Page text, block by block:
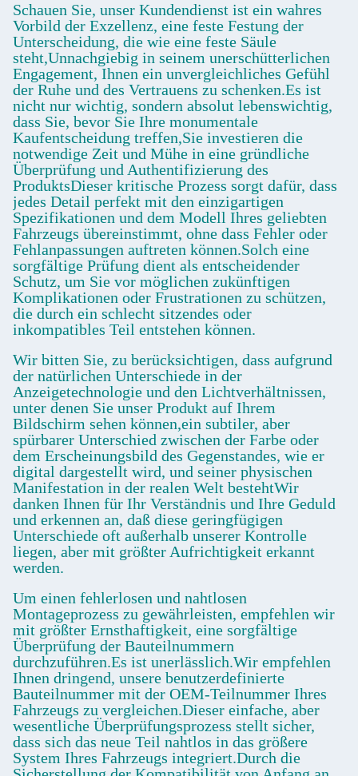
Schauen Sie, unser Kundendienst ist ein wahres
Vorbild der Exzellenz, eine feste Festung der
Unterscheidung, die wie eine feste Säule
steht,Unnachgiebig in seinem unerschütterlichen
Engagement, Ihnen ein unvergleichliches Gefühl
der Ruhe und des Vertrauens zu schenken.Es ist
nicht nur wichtig, sondern absolut lebenswichtig,
dass Sie, bevor Sie Ihre monumentale
Kaufentscheidung treffen,Sie investieren die
notwendige Zeit und Mühe in eine gründliche
Überprüfung und Authentifizierung des
ProduktsDieser kritische Prozess sorgt dafür, dass
jedes Detail perfekt mit den einzigartigen
Spezifikationen und dem Modell Ihres geliebten
Fahrzeugs übereinstimmt, ohne dass Fehler oder
Fehlanpassungen auftreten können.Solch eine
sorgfältige Prüfung dient als entscheidender
Schutz, um Sie vor möglichen zukünftigen
Komplikationen oder Frustrationen zu schützen,
die durch ein schlecht sitzendes oder
inkompatibles Teil entstehen können.
Wir bitten Sie, zu berücksichtigen, dass aufgrund
der natürlichen Unterschiede in der
Anzeigetechnologie und den Lichtverhältnissen,
unter denen Sie unser Produkt auf Ihrem
Bildschirm sehen können,ein subtiler, aber
spürbarer Unterschied zwischen der Farbe oder
dem Erscheinungsbild des Gegenstandes, wie er
digital dargestellt wird, und seiner physischen
Manifestation in der realen Welt bestehtWir
danken Ihnen für Ihr Verständnis und Ihre Geduld
und erkennen an, daß diese geringfügigen
Unterschiede oft außerhalb unserer Kontrolle
liegen, aber mit größter Aufrichtigkeit erkannt
werden.
Um einen fehlerlosen und nahtlosen
Montageprozess zu gewährleisten, empfehlen wir
mit größter Ernsthaftigkeit, eine sorgfältige
Überprüfung der Bauteilnummern
durchzuführen.Es ist unerlässlich.Wir empfehlen
Ihnen dringend, unsere benutzerdefinierte
Bauteilnummer mit der OEM-Teilnummer Ihres
Fahrzeugs zu vergleichen.Dieser einfache, aber
wesentliche Überprüfungsprozess stellt sicher,
dass sich das neue Teil nahtlos in das größere
System Ihres Fahrzeugs integriert.Durch die